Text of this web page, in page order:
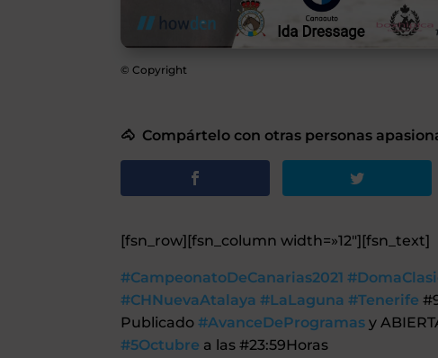
© Copyright
🐴 Compártelo con otras personas
[fsn_row][fsn_column width=»12″][fsn_text]
#CampeonatoDeCanarias2021
#CHNuevaAtalaya #LaLaguna #Tenerife
Publicado#AvanceDeProgramas y
#5Octubre a las #23:59Horas